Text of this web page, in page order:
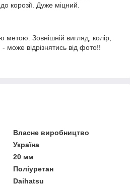
корозії. Дуже міцний.
Зовнішній вигляд, колір,
- може відрізнятись від фото!!
Власне виробництво
Україна
20 мм
Поліуретан
Daihatsu